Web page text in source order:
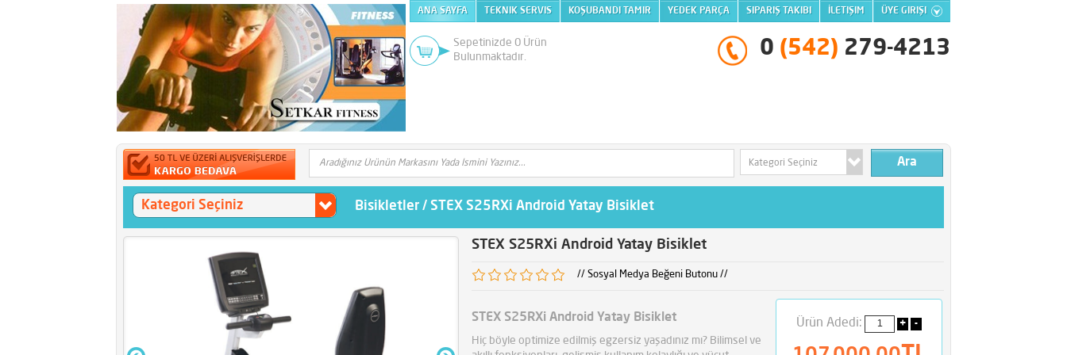
ANA SAYFA TEKNIK SERVIS KOŞUBANDI TAMIR YEDEK PARÇA SIPARIŞ TAKIBI İLETIŞIM ÜYE GIRIŞI
Sepetinizde 0 Ürün
Bulunmaktadır.
0 (542) 279-4213
Kategori Seçiniz
Kategori Seçiniz Bisikletler / STEX S25RXi Android Yatay Bisiklet
STEX S25RXi Android Yatay Bisiklet
// Sosyal Medya Beğeni Butonu //
STEX S25RXi Android Yatay Bisiklet
Hiç böyle optimize edilmiş egzersiz yaşadınız mı? Bilimsel ve
Ürün Adedi: